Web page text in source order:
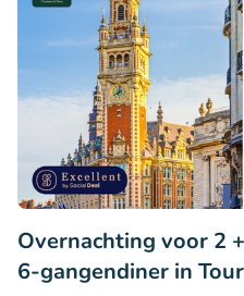
Overnachting voor 2
6-gangendiner in